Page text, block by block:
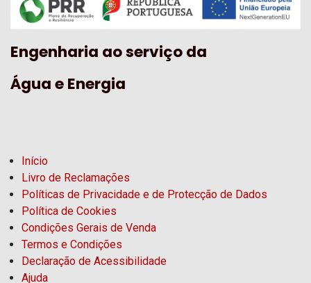
Engenharia ao serviço da
Água e Energia
Início
Livro de Reclamações
Políticas de Privacidade e de Protecção de Dados
Política de Cookies
Condições Gerais de Venda
Termos e Condições
Declaração de Acessibilidade
Ajuda